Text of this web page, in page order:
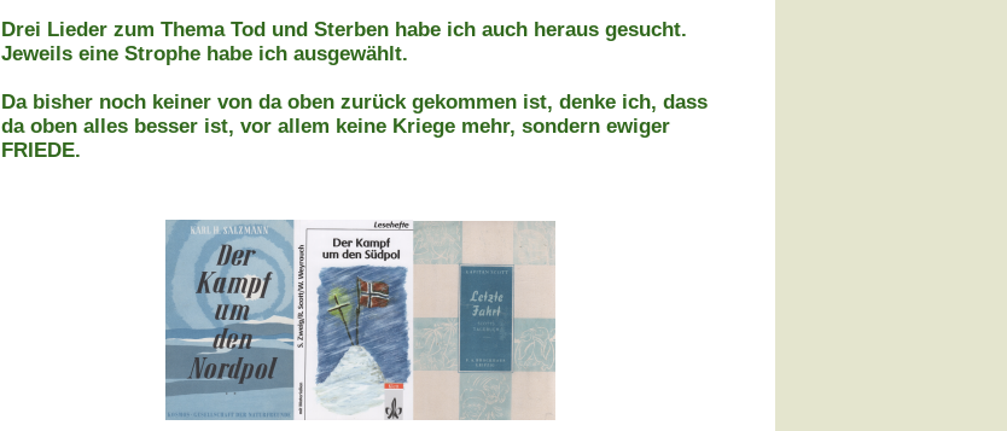
Drei Lieder zum Thema Tod und Sterben habe ich auch heraus gesucht.
Jeweils eine Strophe habe ich ausgewählt.
Da bisher noch keiner von da oben zurück gekommen ist, denke ich, dass
da oben alles besser ist, vor allem keine Kriege mehr, sondern ewiger
FRIEDE.